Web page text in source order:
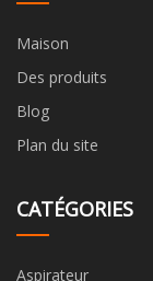
Maison
Des produits
Blog
Plan du site
CATÉGORIES
Aspirateur